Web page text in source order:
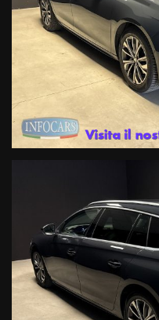
GRAZIE ALL'EFFICIENTE
ACCESSORIATA CON
INFOTAINMENT
AUTO, RADIO DAB,
17 POLLICI,
PELLE, SUPPORTO
PARCHEGGIO ANTERIORI E
VISIOPARK 180 GRADI,
CONTROL ADATTIVO,
SISTEMA DI
Il veicolo è realmente
1- Viale dell’Industria 10
2- Via Atheste 38 A
3- Via Atheste 65 ,